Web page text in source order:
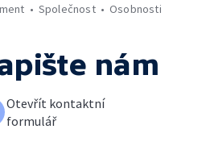
Společnost Osobnosti
nám
Otevřít kontaktní
formulář